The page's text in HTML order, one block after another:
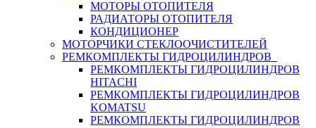
МОТОРЫ ОТОПИТЕЛЯ
РАДИАТОРЫ ОТОПИТЕЛЯ
КОНДИЦИОНЕР
МОТОРЧИКИ СТЕКЛООЧИСТИТЕЛЕЙ
РЕМКОМПЛЕКТЫ ГИДРОЦИЛИНДРОВ
РЕМКОМПЛЕКТЫ ГИДРОЦИЛИНДРОВ
HITACHI
РЕМКОМПЛЕКТЫ ГИДРОЦИЛИНДРОВ
KOMATSU
РЕМКОМПЛЕКТЫ ГИДРОЦИЛИНДРОВ